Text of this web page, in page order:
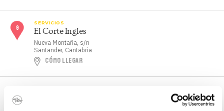
SERVICIOS
El Corte Ingles
Nueva Montaña, s/n
Santander, Cantabria
CÓMO LLEGAR